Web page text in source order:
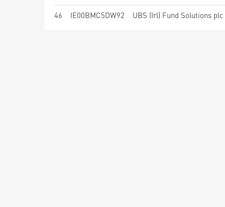
46 IE00BMC5DW92